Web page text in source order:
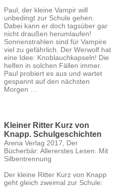
Paul, der kleine Vampir will
unbedingt zur Schule gehen.
Dabei kann er doch tagsüber gar
nicht draußen herumlaufen!
Sonnenstrahlen sind für Vampire
viel zu gefährlich. Der Werwolf hat
eine Idee: Knoblauchkapseln! Die
helfen in solchen Fällen immer.
Paul probiert es aus und wartet
gespannt auf den nächsten
Morgen …
Kleiner Ritter Kurz von
Knapp. Schulgeschichten
Arena Verlag 2017, Der
Bücherbär: Allererstes Lesen. Mit
Silbentrennung
Der kleine Ritter Kurz von Knapp
geht gleich zweimal zur Schule: